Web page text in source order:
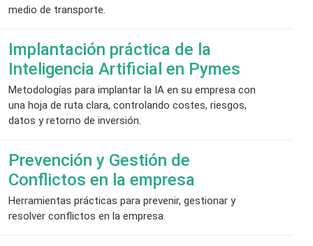
medio de transporte.
Implantación práctica de la
Inteligencia Artificial en Pymes
Metodologías para implantar la IA en su empresa con
una hoja de ruta clara, controlando costes, riesgos,
datos y retorno de inversión.
Prevención y Gestión de
Conflictos en la empresa
Herramientas prácticas para prevenir, gestionar y
resolver conflictos en la empresa.